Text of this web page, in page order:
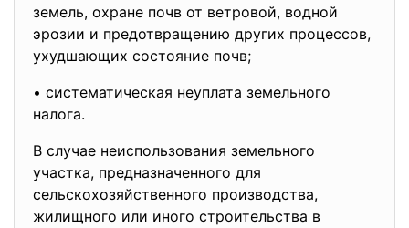
земель, охране почв от ветровой, водной
эрозии и предотвращению других процессов,
ухудшающих состояние почв;
• систематическая неуплата земельного
налога.
В случае неиспользования земельного
участка, предназначенного для
сельскохозяйственного производства,
жилищного или иного строительства в